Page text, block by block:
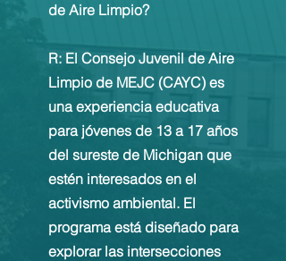
de Aire Limpio?
R: El Consejo Juvenil de Aire
Limpio de MEJC (CAYC) es
una experiencia educativa
para jóvenes de 13 a 17 años
del sureste de Michigan que
estén interesados en el
activismo ambiental. El
programa está diseñado para
explorar las intersecciones